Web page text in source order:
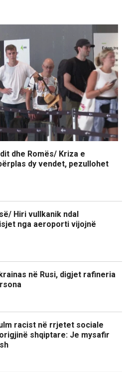
dhe Romës/ Kriza e
dy vendet, pezullohet
Hiri vullkanik ndal
nga aeroporti vijojnë
në Rusi, digjet rafineria
racist në rrjetet sociale
shqiptare: Je mysafir